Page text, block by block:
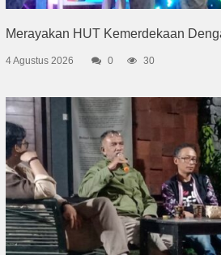
Merayakan HUT Kemerdekaan
4 Agustus 2026 0 30